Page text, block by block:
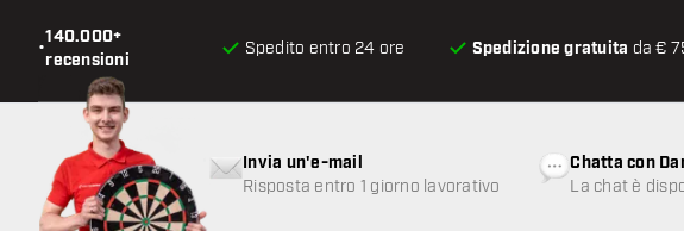
•
140.000+
recensioni
Spedito entro 24 ore Spedizione gratuita da €
Invia un'e-mail
Risposta entro 1 giorno lavorativo
Chatta con
La chat è